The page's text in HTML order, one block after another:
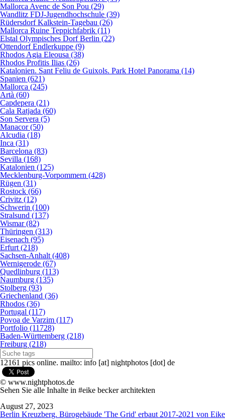
Mallorca Avenc de Son Pou (29)
Wandlitz FDJ-Jugendhochschule (39)
Rüdersdorf Kalkstein-Tagebau (26)
Mallorca Ruine Teppichfabrik (11)
Elstal Olympisches Dorf Berlin (22)
Ottendorf Endlerkuppe (9)
Rhodos Agia Eleousa (38)
Rhodos Profitis Ilias (26)
Katalonien. Sant Feliu de Guixols. Park Hotel Panorama (14)
Spanien (621)
Mallorca (245)
Artà (60)
Capdepera (21)
Cala Ratjada (60)
Son Servera (5)
Manacor (50)
Alcudia (18)
Inca (31)
Barcelona (83)
Sevilla (168)
Katalonien (125)
Mecklenburg-Vorpommern (428)
Rügen (31)
Rostock (66)
Crivitz (12)
Schwerin (100)
Stralsund (137)
Wismar (82)
Thüringen (313)
Eisenach (95)
Erfurt (218)
Sachsen-Anhalt (408)
Wernigerode (67)
Quedlinburg (113)
Naumburg (135)
Stolberg (93)
Griechenland (36)
Rhodos (36)
Portugal (117)
Povoa de Varzim (117)
Portfolio (11728)
Baden-Württemberg (218)
Freiburg (218)
12161 pics online. mailto: info [at] nightphotos [dot] de
© www.nightphotos.de
Sehen Sie alle Inhalte in #eike becker architekten
August 27, 2023
Berlin Kreuzberg. Bürogebäude 'The Grid' erbaut 2017-2021 von Eike